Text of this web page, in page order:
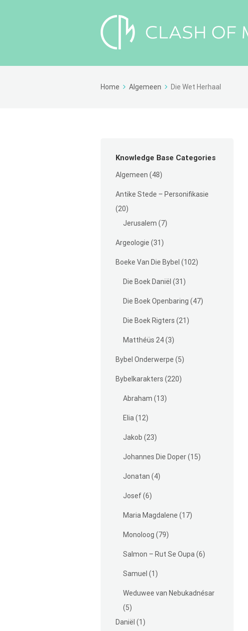
Home Algemeen Die Wet Herhaal
Knowledge Base Categories
Algemeen (48)
Antike Stede – Personifikasie
(20)
Jerusalem (7)
Argeologie (31)
Boeke Van Die Bybel (102)
Die Boek Daniël (31)
Die Boek Openbaring (47)
Die Boek Rigters (21)
Matthéüs 24(3)
Bybel Onderwerpe (5)
Bybelkarakters (220)
Abraham (13)
Elia (12)
Jakob (23)
Johannes Die Doper(15)
Jonatan (4)
Josef(6)
Maria Magdalene (17)
Monoloog (79)
Salmon – Rut Se Oupa (6)
Samuel (1)
Weduwee van Nebukadnésar
(5)
Daniël (1)